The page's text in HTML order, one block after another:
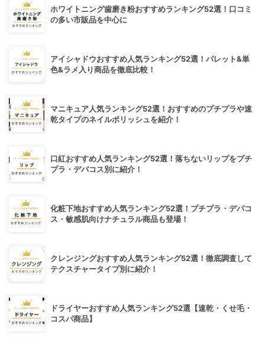
ホワイトニング歯磨き粉おすすめランキング52選！口コミ
の多い市販品を中心に
アイシャドウおすすめ人気ランキング52選！パレット&単
色&ラメ入り商品を徹底比較！
マニキュア人気ランキング52選！おすすめのプチプラや速
乾タイプのネイルポリッシュを紹介！
口紅おすすめ人気ランキング52選！落ちないリップをプチ
プラ・デパコス別に紹介！
化粧下地おすすめ人気ランキング52選！プチプラ・デパコ
ス・敏感肌向けナチュラル商品も登場！
クレンジングおすすめ人気ランキング52選！徹底調査して
テクスチャータイプ別に紹介！
ドライヤーおすすめ人気ランキング52選【速乾・くせ毛・
コスパ商品】